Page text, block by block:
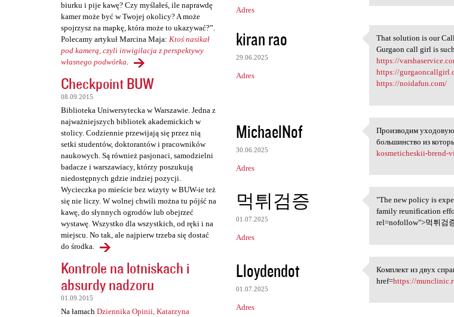
biurku i pije kawę? Czy myślałeś, ile naprawdę
kamer może być w Twojej okolicy? A może
spojrzysz na mapkę, która może to ukazywać?”.
Polecamy artykuł Marcina Maja: Ktoś nasikał
pod kamerą, czyli inwigilacja z perspektywy
własnego podwórka.
Checkpoint BUW
08.09.2015
Biblioteka Uniwersytecka w Warszawie. Jedna z
najważniejszych bibliotek akademickich w
stolicy. Codziennie przewijają się przez nią
setki studentów, doktorantów i pracowników
naukowych. Są również pasjonaci, samodzielni
badacze i warszawiacy, którzy poszukują
niedostępnych gdzie indziej pozycji.
Wycieczka po mieście bez wizyty w BUW-ie też
się nie liczy. W wolnej chwili można tu pójść na
kawę, do słynnych ogrodów lub obejrzeć
wystawę. Wszystko dla wszystkich, od ręki i na
miejscu. No tak, ale najpierw trzeba się dostać
do środka.
Kontrole na lotniskach i
absurdy nadzoru
01.09.2015
Na łamach Dziennika Opinii, Katarzyna
r
z
e
Adres
kiran rao
29.06.2025
Adres
That solution is
That solution is our
Gurgaon call girl is
https://
https://
https://noidafun.com/
MichaelNof
30.06.2025
Adres
Производим
Производим уходовую
большинство из
kosmeticheskii-brend-
먹튀검증
01.07.2025
Adres
"The new policy
"The new policy is
family reunification
rel=nofollow">먹튀검
Lloydendot
01.07.2025
Adres
Комплект из
Комплект из двух
href=https://